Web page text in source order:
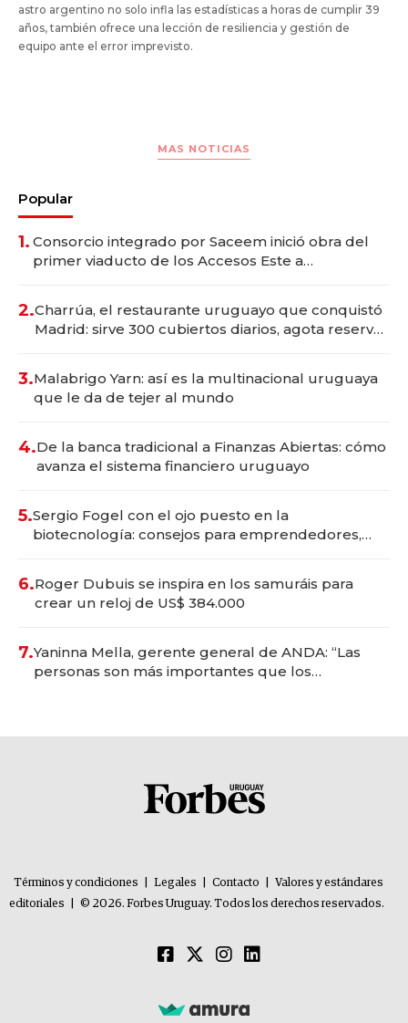
astro argentino no solo infla las estadísticas a horas de cumplir 39
años, también ofrece una lección de resiliencia y gestión de
equipo ante el error imprevisto.
MAS NOTICIAS
Popular
1. Consorcio integrado por Saceem inició obra del
primer viaducto de los Accesos Este a
2.Charrúa, el restaurante uruguayo que conquistó
Madrid: sirve 300 cubiertos diarios, agota reservas
3.Malabrigo Yarn: así es la multinacional uruguaya
que le da de tejer al mundo
4.De la banca tradicional a Finanzas Abiertas: cómo
avanza el sistema financiero uruguayo
5.Sergio Fogel con el ojo puesto en la
biotecnología: consejos para emprendedores,
6.Roger Dubuis se inspira en los samuráis para
crear un reloj de US$ 384.000
7.Yaninna Mella, gerente general de ANDA: “Las
personas son más importantes que los
Términos y condiciones Legales Contacto
Valores y estándares
editoriales
© 2026. Forbes Uruguay. Todos los derechos reservados.